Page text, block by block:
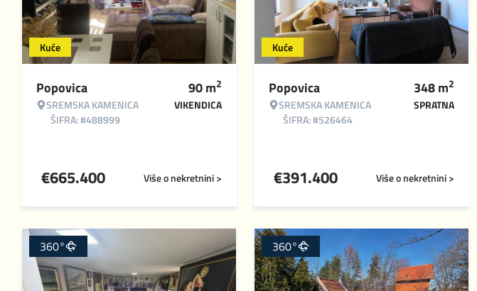
Kuće
Popovica
SREMSKA KAMENICA
ŠIFRA: #488999
90m2
VIKENDICA
Više o nekretnini >
€665.400
Kuće
Popovica
SREMSKA KAMENICA
ŠIFRA: #526464
348m2
SPRATNA
Više o nekretnini >
€391.400
360° 360°